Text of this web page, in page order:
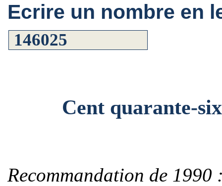
Ecrire un nombre en
Cent quarante-six
Recommandation de 1990